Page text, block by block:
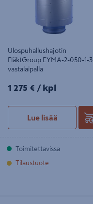
Ulospuhallushajotin
FläktGroup EYMA-2-050-1-3
vastalaipalla
1275€/kpl
1 275 € / kpl
Lue lisää
Toimitettavissa
Tilaustuote